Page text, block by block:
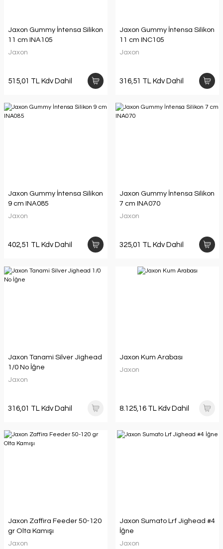
Jaxon Gummy İntensa Silikon
11 cm INA105
Jaxon
515,01 TL Kdv Dahil
Jaxon Gummy İntensa Silikon
11 cm INC105
Jaxon
316,51 TL Kdv Dahil
Jaxon Gummy İntensa Silikon
9 cm INA085
Jaxon
402,51 TL Kdv Dahil
Jaxon Gummy İntensa Silikon
7 cm INA070
Jaxon
325,01 TL Kdv Dahil
Jaxon Tanami Silver Jighead
1/0 No İğne
Jaxon
316,01 TL Kdv Dahil
Jaxon Kum Arabası
Jaxon
8.125,16 TL Kdv Dahil
Jaxon Zaffira Feeder 50-120
gr Olta Kamışı
Jaxon
Jaxon Sumato Lrf Jighead #4
İğne
Jaxon